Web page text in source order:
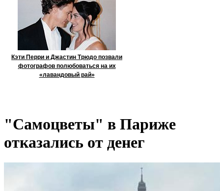
Кэти Перри и Джастин Трюдо позвали
фотографов полюбоваться на их
«лавандовый рай»
"Самоцветы" в Париже
отказались от денег